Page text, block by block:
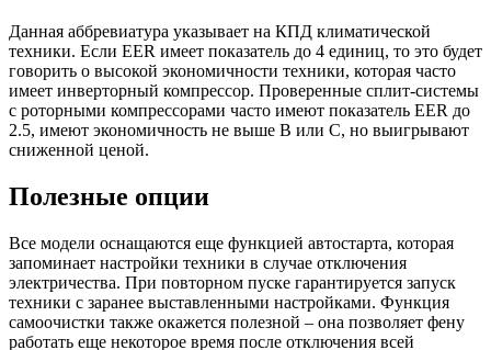
Данная аббревиатура указывает на КПД климатической
техники. Если EER имеет показатель до 4 единиц, то это будет
говорить о высокой экономичности техники, которая часто
имеет инверторный компрессор. Проверенные сплит-системы
с роторными компрессорами часто имеют показатель EER до
2.5, имеют экономичность не выше B или C, но выигрывают
сниженной ценой.
Полезные опции
Все модели оснащаются еще функцией автостарта, которая
запоминает настройки техники в случае отключения
электричества. При повторном пуске гарантируется запуск
техники с заранее выставленными настройками. Функция
самоочистки также окажется полезной – она позволяет фену
работать еще некоторое время после отключения всей